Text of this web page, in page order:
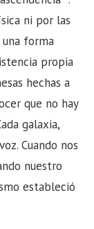
ni por las
una forma
propia
hechas a
que no hay
galaxia,
Cuando nos
nuestro
estableció